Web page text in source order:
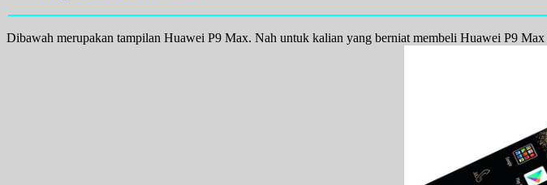
Dibawah merupakan tampilan Huawei P9 Max. Nah untuk kalian yang berniat membeli Huawei P9 Max